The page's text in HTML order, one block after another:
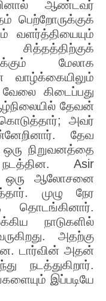
ஆண்டவர்
பெற்றோருக்குக்
வளர்த்தியையும்
மேலாக
வாழ்க்கையிலும்
கிடைப்பது
தேவன்
அவர்
தேவ
நிறுவனத்தை
Asir
ஒரு ஆலோசனை
முழு நேர
தொடங்கினார்.
நாடுகளில்
அதற்கு
டார்வின் அதன்
நடத்துகிறார்.
இப்படியே